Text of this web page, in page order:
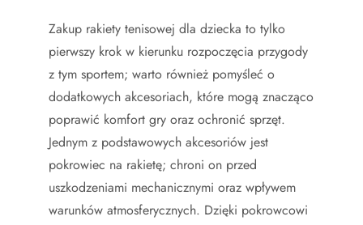
Zakup rakiety tenisowej dla dziecka to tylko
pierwszy krok w kierunku rozpoczęcia przygody
z tym sportem; warto również pomyśleć o
dodatkowych akcesoriach, które mogą znacząco
poprawić komfort gry oraz ochronić sprzęt.
Jednym z podstawowych akcesoriów jest
pokrowiec na rakietę; chroni on przed
uszkodzeniami mechanicznymi oraz wpływem
warunków atmosferycznych. Dzięki pokrowcowi